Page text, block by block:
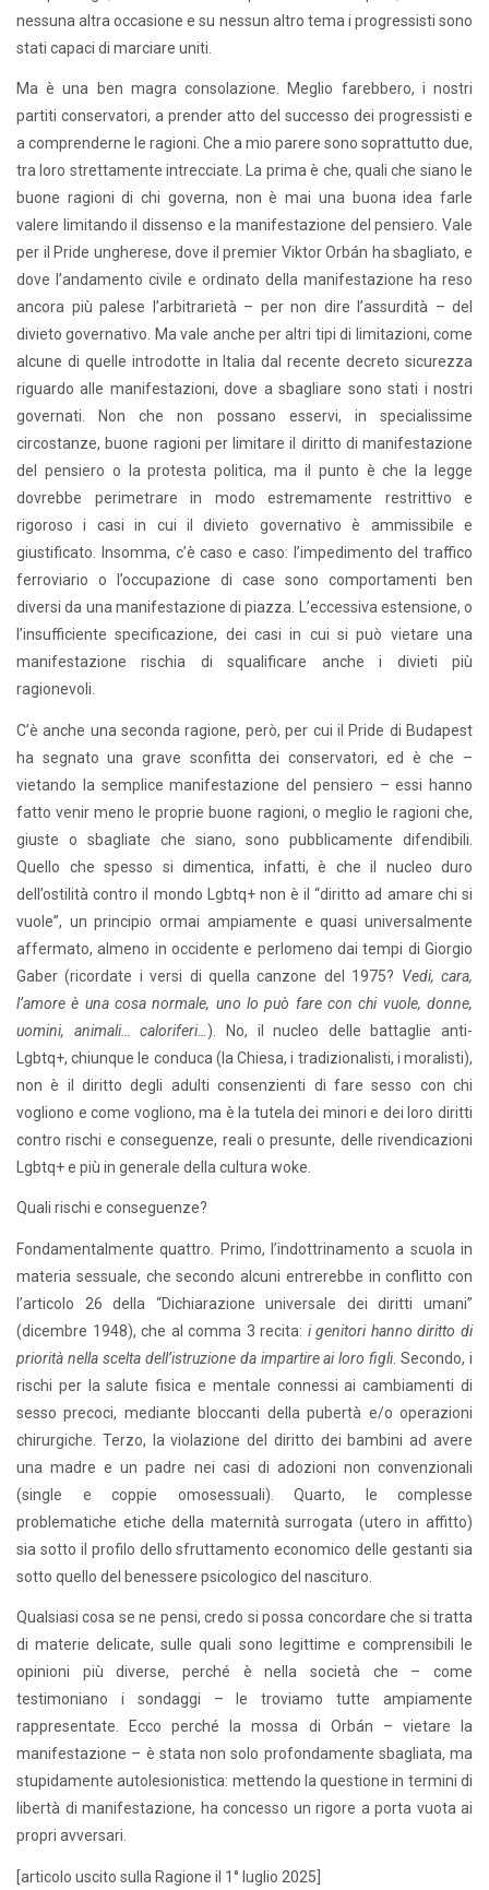
nessuna altra occasione e su nessun altro tema i progressisti sono
stati capaci di marciare uniti.
Ma è una ben magra consolazione. Meglio farebbero, i nostri
partiti conservatori, a prender atto del successo dei progressisti e
a comprenderne le ragioni. Che a mio parere sono soprattutto due,
tra loro strettamente intrecciate. La prima è che, quali che siano le
buone ragioni di chi governa, non è mai una buona idea farle
valere limitando il dissenso e la manifestazione del pensiero. Vale
per il Pride ungherese, dove il premier Viktor Orbán ha sbagliato, e
dove l’andamento civile e ordinato della manifestazione ha reso
ancora più palese l’arbitrarietà – per non dire l’assurdità – del
divieto governativo. Ma vale anche per altri tipi di limitazioni, come
alcune di quelle introdotte in Italia dal recente decreto sicurezza
riguardo alle manifestazioni, dove a sbagliare sono stati i nostri
governati. Non che non possano esservi, in specialissime
circostanze, buone ragioni per limitare il diritto di manifestazione
del pensiero o la protesta politica, ma il punto è che la legge
dovrebbe perimetrare in modo estremamente restrittivo e
rigoroso i casi in cui il divieto governativo è ammissibile e
giustificato. Insomma, c’è caso e caso: l’impedimento del traffico
ferroviario o l’occupazione di case sono comportamenti ben
diversi da una manifestazione di piazza. L’eccessiva estensione, o
l’insufficiente specificazione, dei casi in cui si può vietare una
manifestazione rischia di squalificare anche i divieti più
ragionevoli.
C’è anche una seconda ragione, però, per cui il Pride di Budapest
ha segnato una grave sconfitta dei conservatori, ed è che –
vietando la semplice manifestazione del pensiero – essi hanno
fatto venir meno le proprie buone ragioni, o meglio le ragioni che,
giuste o sbagliate che siano, sono pubblicamente difendibili.
Quello che spesso si dimentica, infatti, è che il nucleo duro
dell’ostilità contro il mondo Lgbtq+ non è il “diritto ad amare chi si
vuole”, un principio ormai ampiamente e quasi universalmente
affermato, almeno in occidente e perlomeno dai tempi di Giorgio
Gaber (ricordate i versi di quella canzone del 1975? Vedi, cara,
l’amore è una cosa normale, uno lo può fare con chi vuole, donne,
uomini, animali… caloriferi… ). No, il nucleo delle battaglie anti-
Lgbtq+, chiunque le conduca (la Chiesa, i tradizionalisti, i moralisti),
non è il diritto degli adulti consenzienti di fare sesso con chi
vogliono e come vogliono, ma è la tutela dei minori e dei loro diritti
contro rischi e conseguenze, reali o presunte, delle rivendicazioni
Lgbtq+ e più in generale della cultura woke.
Quali rischi e conseguenze?
Fondamentalmente quattro. Primo, l’indottrinamento a scuola in
materia sessuale, che secondo alcuni entrerebbe in conflitto con
l’articolo 26 della “Dichiarazione universale dei diritti umani”
(dicembre 1948), che al comma 3 recita: i genitori hanno diritto di
priorità nella scelta dell’istruzione da impartire ai loro figli. Secondo, i
rischi per la salute fisica e mentale connessi ai cambiamenti di
sesso precoci, mediante bloccanti della pubertà e/o operazioni
chirurgiche. Terzo, la violazione del diritto dei bambini ad avere
una madre e un padre nei casi di adozioni non convenzionali
(single e coppie omosessuali). Quarto, le complesse
problematiche etiche della maternità surrogata (utero in affitto)
sia sotto il profilo dello sfruttamento economico delle gestanti sia
sotto quello del benessere psicologico del nascituro.
Qualsiasi cosa se ne pensi, credo si possa concordare che si tratta
di materie delicate, sulle quali sono legittime e comprensibili le
opinioni più diverse, perché è nella società che – come
testimoniano i sondaggi – le troviamo tutte ampiamente
rappresentate. Ecco perché la mossa di Orbán – vietare la
manifestazione – è stata non solo profondamente sbagliata, ma
stupidamente autolesionistica: mettendo la questione in termini di
libertà di manifestazione, ha concesso un rigore a porta vuota ai
propri avversari.
[articolo uscito sulla Ragione il 1° luglio 2025]